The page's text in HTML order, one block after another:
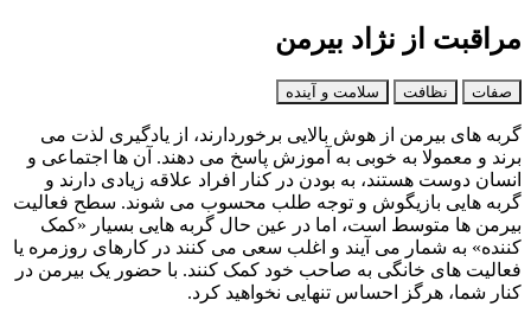
مراقبت از نژاد بیرمن
صفات نظافت سلامت و آینده
گربه‌ های بیرمن از هوش بالایی برخوردارند، از یادگیری لذت می‌
برند و معمولا به‌ خوبی به آموزش پاسخ می‌ دهند. آن‌ ها اجتماعی و
انسان‌ دوست هستند، به بودن در کنار افراد علاقه زیادی دارند و
گربه‌ هایی بازیگوش و توجه‌ طلب محسوب می‌ شوند. سطح فعالیت
بیرمن‌ ها متوسط است، اما در عین حال گربه‌ هایی بسیار «کمک‌
کننده» به‌ شمار می‌ آیند و اغلب سعی می‌ کنند در کارهای روزمره یا
فعالیت‌ های خانگی به صاحب خود کمک کنند. با حضور یک بیرمن در
کنار شما، هرگز احساس تنهایی نخواهید کرد.